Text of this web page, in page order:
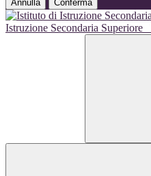
Annulla Conferma
Istruzione Secondaria Superiore